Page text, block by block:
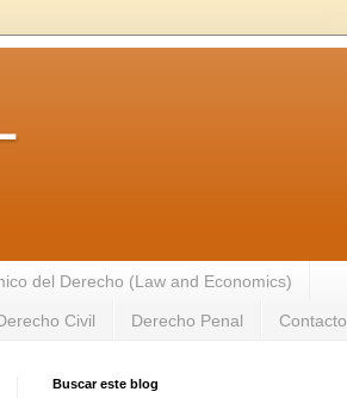
del Derecho (Law and Economics)
Civil Derecho Penal Contacto
Buscar este blog